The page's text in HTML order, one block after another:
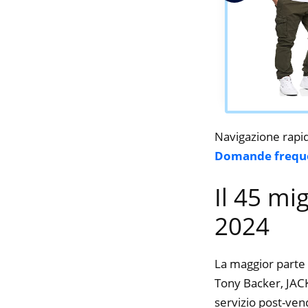
Navigazione
Domande
Il 45
2024
La maggior
Tony Backer,
servizio post-